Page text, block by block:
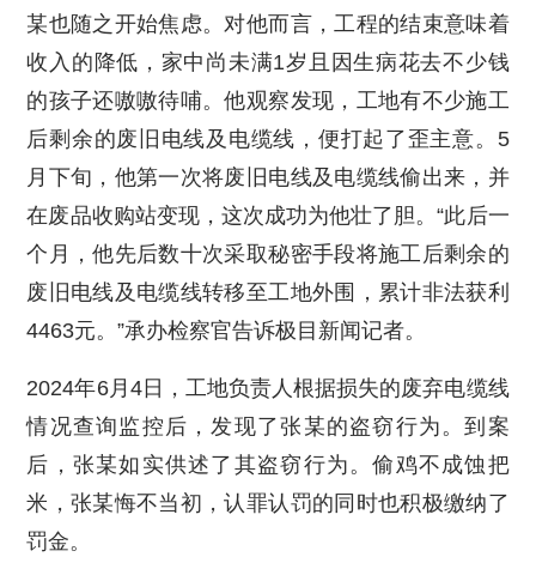
某也随之开始焦虑。对他而言，工程的结束意味着
收入的降低，家中尚未满1岁且因生病花去不少钱
的孩子还嗷嗷待哺。他观察发现，工地有不少施工
后剩余的废旧电线及电缆线，便打起了歪主意。5
月下旬，他第一次将废旧电线及电缆线偷出来，并
在废品收购站变现，这次成功为他壮了胆。“此后一
个月，他先后数十次采取秘密手段将施工后剩余的
废旧电线及电缆线转移至工地外围，累计非法获利
4463元。”承办检察官告诉极目新闻记者。
2024年6月4日，工地负责人根据损失的废弃电缆线
情况查询监控后，发现了张某的盗窃行为。到案
后，张某如实供述了其盗窃行为。偷鸡不成蚀把
米，张某悔不当初，认罪认罚的同时也积极缴纳了
罚金。